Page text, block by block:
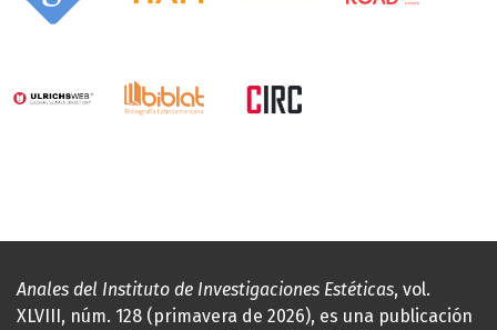
Anales del Instituto de Investigaciones Estéticas, vol.
XLVIII, núm. 128 (primavera de 2026), es una publicación